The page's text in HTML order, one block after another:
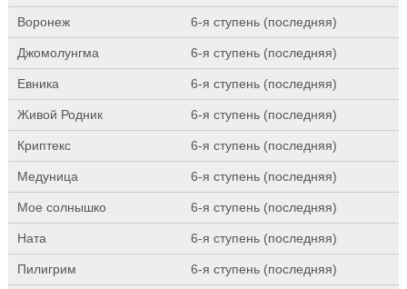
Воронеж 6-я ступень (последняя)
Джомолунгма 6-я ступень (последняя)
Евника 6-я ступень (последняя)
Живой Родник 6-я ступень (последняя)
Криптекс 6-я ступень (последняя)
Медуница 6-я ступень (последняя)
Мое солнышко 6-я ступень (последняя)
Ната 6-я ступень (последняя)
Пилигрим 6-я ступень (последняя)